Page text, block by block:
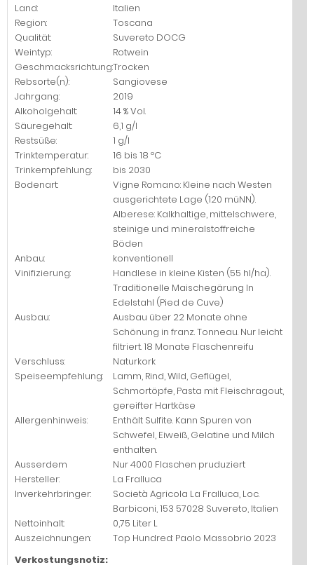
Land:
Italien
Region:
Toscana
Qualität:
Suvereto DOCG
Weintyp:
Rotwein
Geschmacksrichtung:Trocken
Rebsorte(n):
Sangiovese
Jahrgang:
2019
Alkoholgehalt:
14 % Vol.
Säuregehalt:
6,1 g/l
Restsüße:
1 g/l
Trinktemperatur:
16 bis 18 ºC
Trinkempfehlung:
bis 2030
Bodenart:
Vigne Romano: Kleine nach Westen
ausgerichtete Lage (120 müNN).
Alberese: Kalkhaltige, mittelschwere,
steinige und mineralstoffreiche
Böden
Anbau:
konventionell
Vinifizierung:
Handlese in kleine Kisten (55 hl/ha).
Traditionelle Maischegärung In
Edelstahl (Pied de Cuve)
Ausbau:
Ausbau über 22 Monate ohne
Schönung in franz. Tonneau. Nur leicht
filtriert. 18 Monate Flaschenreifu
Verschluss:
Naturkork
Speiseempfehlung:
Lamm, Rind, Wild, Geflügel,
Schmortöpfe, Pasta mit Fleischragout,
gereifter Hartkäse
Allergenhinweis:
Enthält Sulfite. Kann Spuren von
Schwefel, Eiweiß, Gelatine und Milch
enthalten.
Ausserdem
Nur 4000 Flaschen pruduziert
Hersteller:
La Fralluca
Inverkehrbringer:
Società Agricola La Fralluca, Loc.
Barbiconi, 153 57028 Suvereto, Italien
Nettoinhalt:
0,75 Liter L
Auszeichnungen:
Top Hundred: Paolo Massobrio 2023
Verkostungsnotiz: